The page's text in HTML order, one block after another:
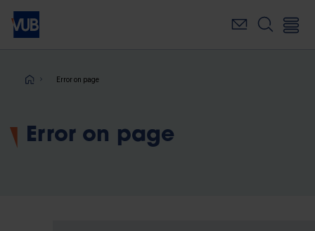
Skip
main
Breadcrumb
Error on page
Error on page